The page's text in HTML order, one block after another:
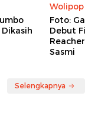
Wolipop
Foto:
Debut
Sasmi
Selengkapnya